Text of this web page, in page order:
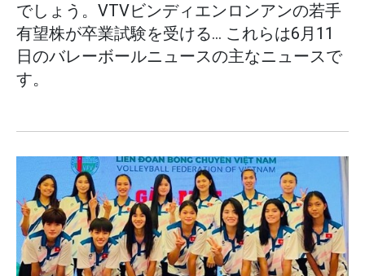
でしょう。VTVビンディエンロンアンの若手
有望株が卒業試験を受ける... これらは6月11
日のバレーボールニュースの主なニュースで
す。